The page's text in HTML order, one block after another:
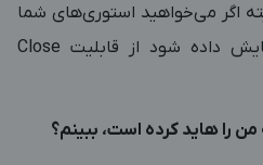
اگر می‌خواهید استوری‌های شما
فقط برای یک نفر خاص نمایش داده شود از قابلیت Close
را هاید کرده است، ببینم؟